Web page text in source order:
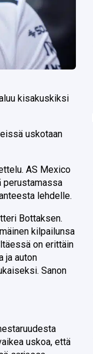
kisakuskiksi
uskotaan
AS Mexico
perustamassa
lehdelle.
Bottaksen.
kilpailunsa
on erittäin
ja auton
Sanon
uskoa, että